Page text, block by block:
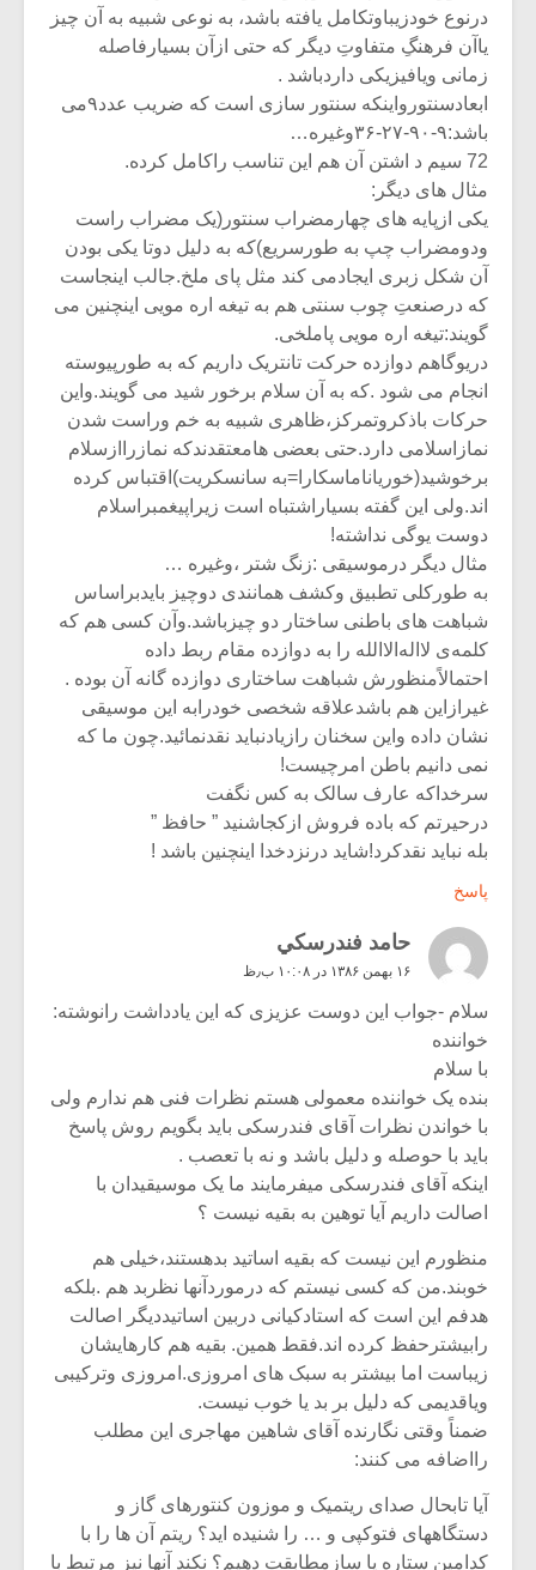
درنوع خودزیباوتکامل یافته باشد، به نوعی شبیه به آن چیز
یاآن فرهنگِ متفاوتِ دیگر که حتی ازآن بسیارفاصله
زمانی ویافیزیکی داردباشد .
ابعادسنتورواینکه سنتور سازی است که ضریب عدد۹می
باشد:۹-۹۰-۲۷-۳۶وغیره…
72 سیم د اشتن آن هم این تناسب راکامل کرده.
مثال های دیگر:
یکی ازپایه های چهارمضراب سنتور(یک مضراب راست
ودومضراب چپ به طورسریع)که به دلیل دوتا یکی بودن
آن شکل زبری ایجادمی کند مثل پای ملخ.جالب اینجاست
که درصنعتِ چوب سنتی هم به تیغه اره مویی اینچنین می
گویند:تیغه اره مویی پاملخی.
دریوگاهم دوازده حرکت تانتریک داریم که به طورپیوسته
انجام می شود .که به آن سلام برخور شید می گویند.واین
حرکات باذکروتمرکز،ظاهری شبیه به خم وراست شدن
نمازاسلامی دارد.حتی بعضی هامعتقدندکه نمازراازسلام
برخوشید(خوریاناماسکارا=به سانسکریت)اقتباس کرده
اند.ولی این گفته بسیاراشتباه است زیراپیغمبراسلام
دوست یوگی نداشته!
مثال دیگر درموسیقی :زنگ شتر ،وغیره …
به طورکلی تطبیق وکشف همانندی دوچیز بایدبراساس
شباهت های باطنی ساختار دو چیزباشد.وآن کسی هم که
کلمه‌ی لااله‌الا‌الله را به دوازده مقام ربط داده
احتمالاًمنظورش شباهت ساختاری دوازده گانه آن بوده .
غیرازاین هم باشدعلاقه شخصی خودرابه این موسیقی
نشان داده واین سخنان رازیادنباید نقدنمائید.چون ما که
نمی دانیم باطن امرچیست!
سرخداکه عارف سالک به کس نگفت
درحیرتم که باده فروش ازکجاشنید ” حافظ ”
بله نباید نقدکرد!شاید درنزدخدا اینچنین باشد !
پاسخ
حامد فندرسكي
۱۶ بهمن ۱۳۸۶ در ۱۰:۰۸ ب٫ظ
سلام -جواب این دوست عزیزی که این یادداشت رانوشته:
خواننده
با سلام
بنده یک خواننده معمولی هستم نظرات فنی هم ندارم ولی
با خواندن نظرات آقای فندرسکی باید بگویم روش پاسخ
باید با حوصله و دلیل باشد و نه با تعصب .
اینکه آقای فندرسکی میفرمایند ما یک موسیقیدان با
اصالت داریم آیا توهین به بقیه نیست ؟
منظورم این نیست که بقیه اساتید بدهستند،خیلی هم
خوبند.من که کسی نیستم که درموردآنها نظربد هم .بلکه
هدفم این است که استادکیانی دربین اساتیددیگر اصالت
رابیشترحفظ کرده اند.فقط همین. بقیه هم کارهایشان
زیباست اما بیشتر به سبک های امروزی.امروزی وترکیبی
ویاقدیمی که دلیل بر بد یا خوب نیست.
ضمناً وقتی نگارنده آقای شاهین مهاجری این مطلب
رااضافه می کنند:
آیا تابحال صدای ریتمیک و موزون کنتورهای گاز و
دستگاههای فتوکپی و … را شنیده اید؟ ریتم آن ها را با
کدامین ستاره یا سازمطابقت دهیم؟ نکند آنها نیز مرتبط با